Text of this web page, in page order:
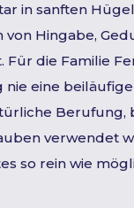
in sanften
von Hingabe,
Für die Familie
eine
Berufung,
verwendet
so rein wie